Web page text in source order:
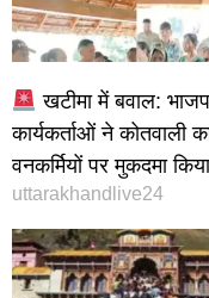
खटीमा में बवाल:
कार्यकर्ताओं ने कोतवाली
वनकर्मियों पर मुकदमा
uttarakhandlive24